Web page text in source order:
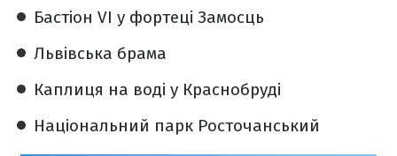
Бастіон VI у фортеці Замосць
Львівська брама
Каплиця на воді у Краснобруді
Національний парк Росточанський